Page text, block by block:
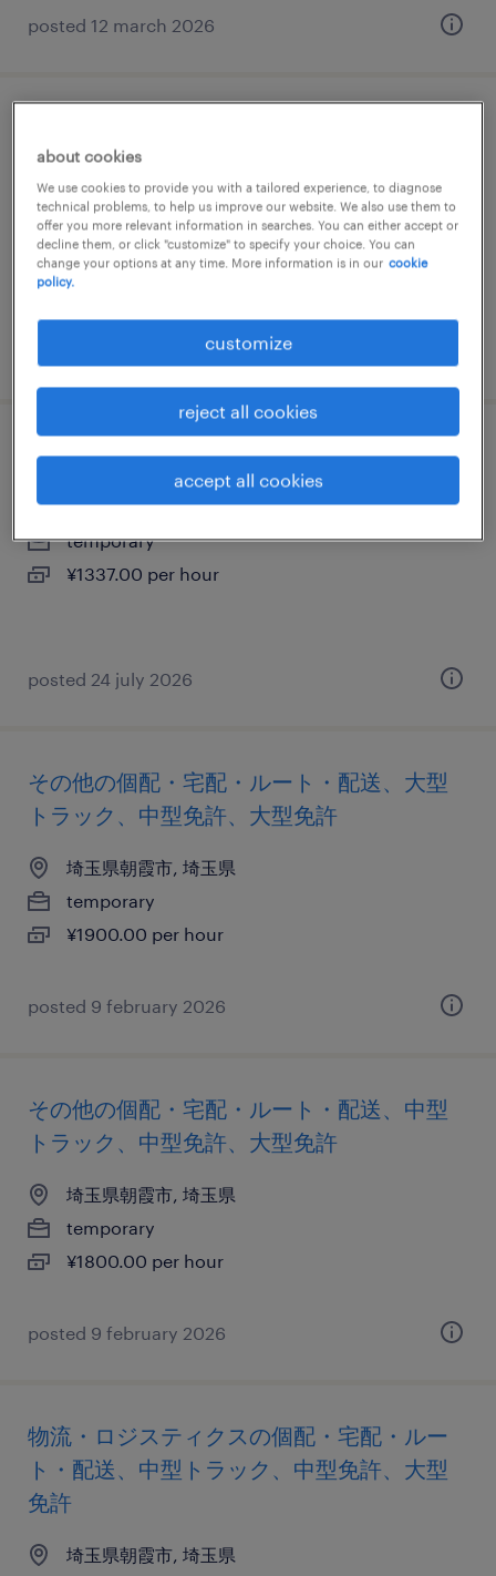
posted 12 march 2026
トラック、中型免許、大型免許
埼玉県朝霞市, 埼玉県
temporary
¥1450.00 per hour
仕分け・ピッキング・梱包・検品
埼玉県朝霞市, 埼玉県
temporary
¥1337.00 per hour
posted 24 july 2026
その他の個配・宅配・ルート・配送、大型
トラック、中型免許、大型免許
埼玉県朝霞市, 埼玉県
temporary
¥1900.00 per hour
posted 9 february 2026
その他の個配・宅配・ルート・配送、中型
トラック、中型免許、大型免許
埼玉県朝霞市, 埼玉県
temporary
¥1800.00 per hour
posted 9 february 2026
物流・ロジスティクスの個配・宅配・ルー
ト・配送、中型トラック、中型免許、大型
免許
埼玉県朝霞市, 埼玉県
about cookies
We use cookies to provide you with a tailored experience, to diagnose
technical problems, to help us improve our website. We also use them to
offer you more relevant information in searches. You can either accept or
decline them, or click "customize" to specify your choice. You can
change your options at any time. More information is in our cookie
policy.
customize
reject all cookies
accept all cookies